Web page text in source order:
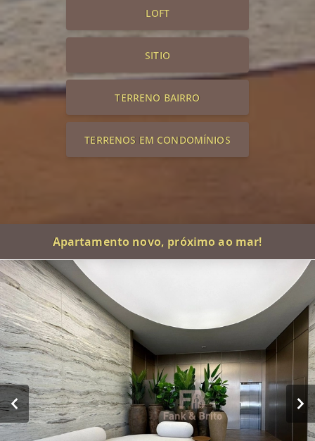
LOFT
SITIO
TERRENO BAIRRO
TERRENOS EM CONDOMÍNIOS
Apartamento novo, próximo ao mar!